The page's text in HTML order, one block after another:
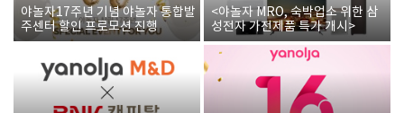
야놀자17주년 기념 야놀자 통합발
주센터 할인 프로모션 진행
<야놀자 MRO, 숙박업소 위한 삼
성전자 가전제품 특가 개시>